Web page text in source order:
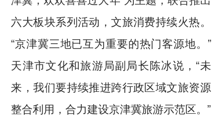
六大板块系列活动，文旅消费持续火热。
“京津冀三地已互为重要的热门客源地。”
天津市文化和旅游局副局长陈冰说，“未
来，我们要持续推进跨行政区域文旅资源
整合利用，合力建设京津冀旅游示范区。”